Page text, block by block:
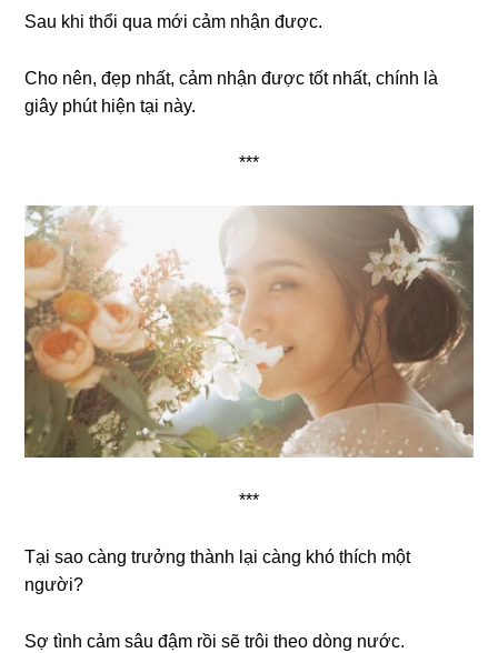
Sau khi thổi qua mới cảm nhận được.
Cho nên, đẹp nhất, cảm nhận được tốt nhất, chính là
giây phút hiện tại này.
***
***
Tại sao càng trưởng thành lại càng khó thích một
người?
Sợ tình cảm sâu đậm rồi sẽ trôi theo dòng nước.